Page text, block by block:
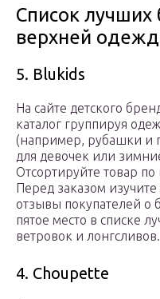
Список лучших
верхней
5. Blukids
На сайте детского
каталог группируя
(например, рубашки и
для девочек или
Отсортируйте товар по
Перед заказом
отзывы покупателей о
пятое место в списке
ветровок и лонгсливов.
4. Choupette